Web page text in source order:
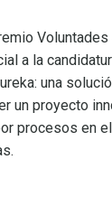
a la
una
un proyecto
procesos en